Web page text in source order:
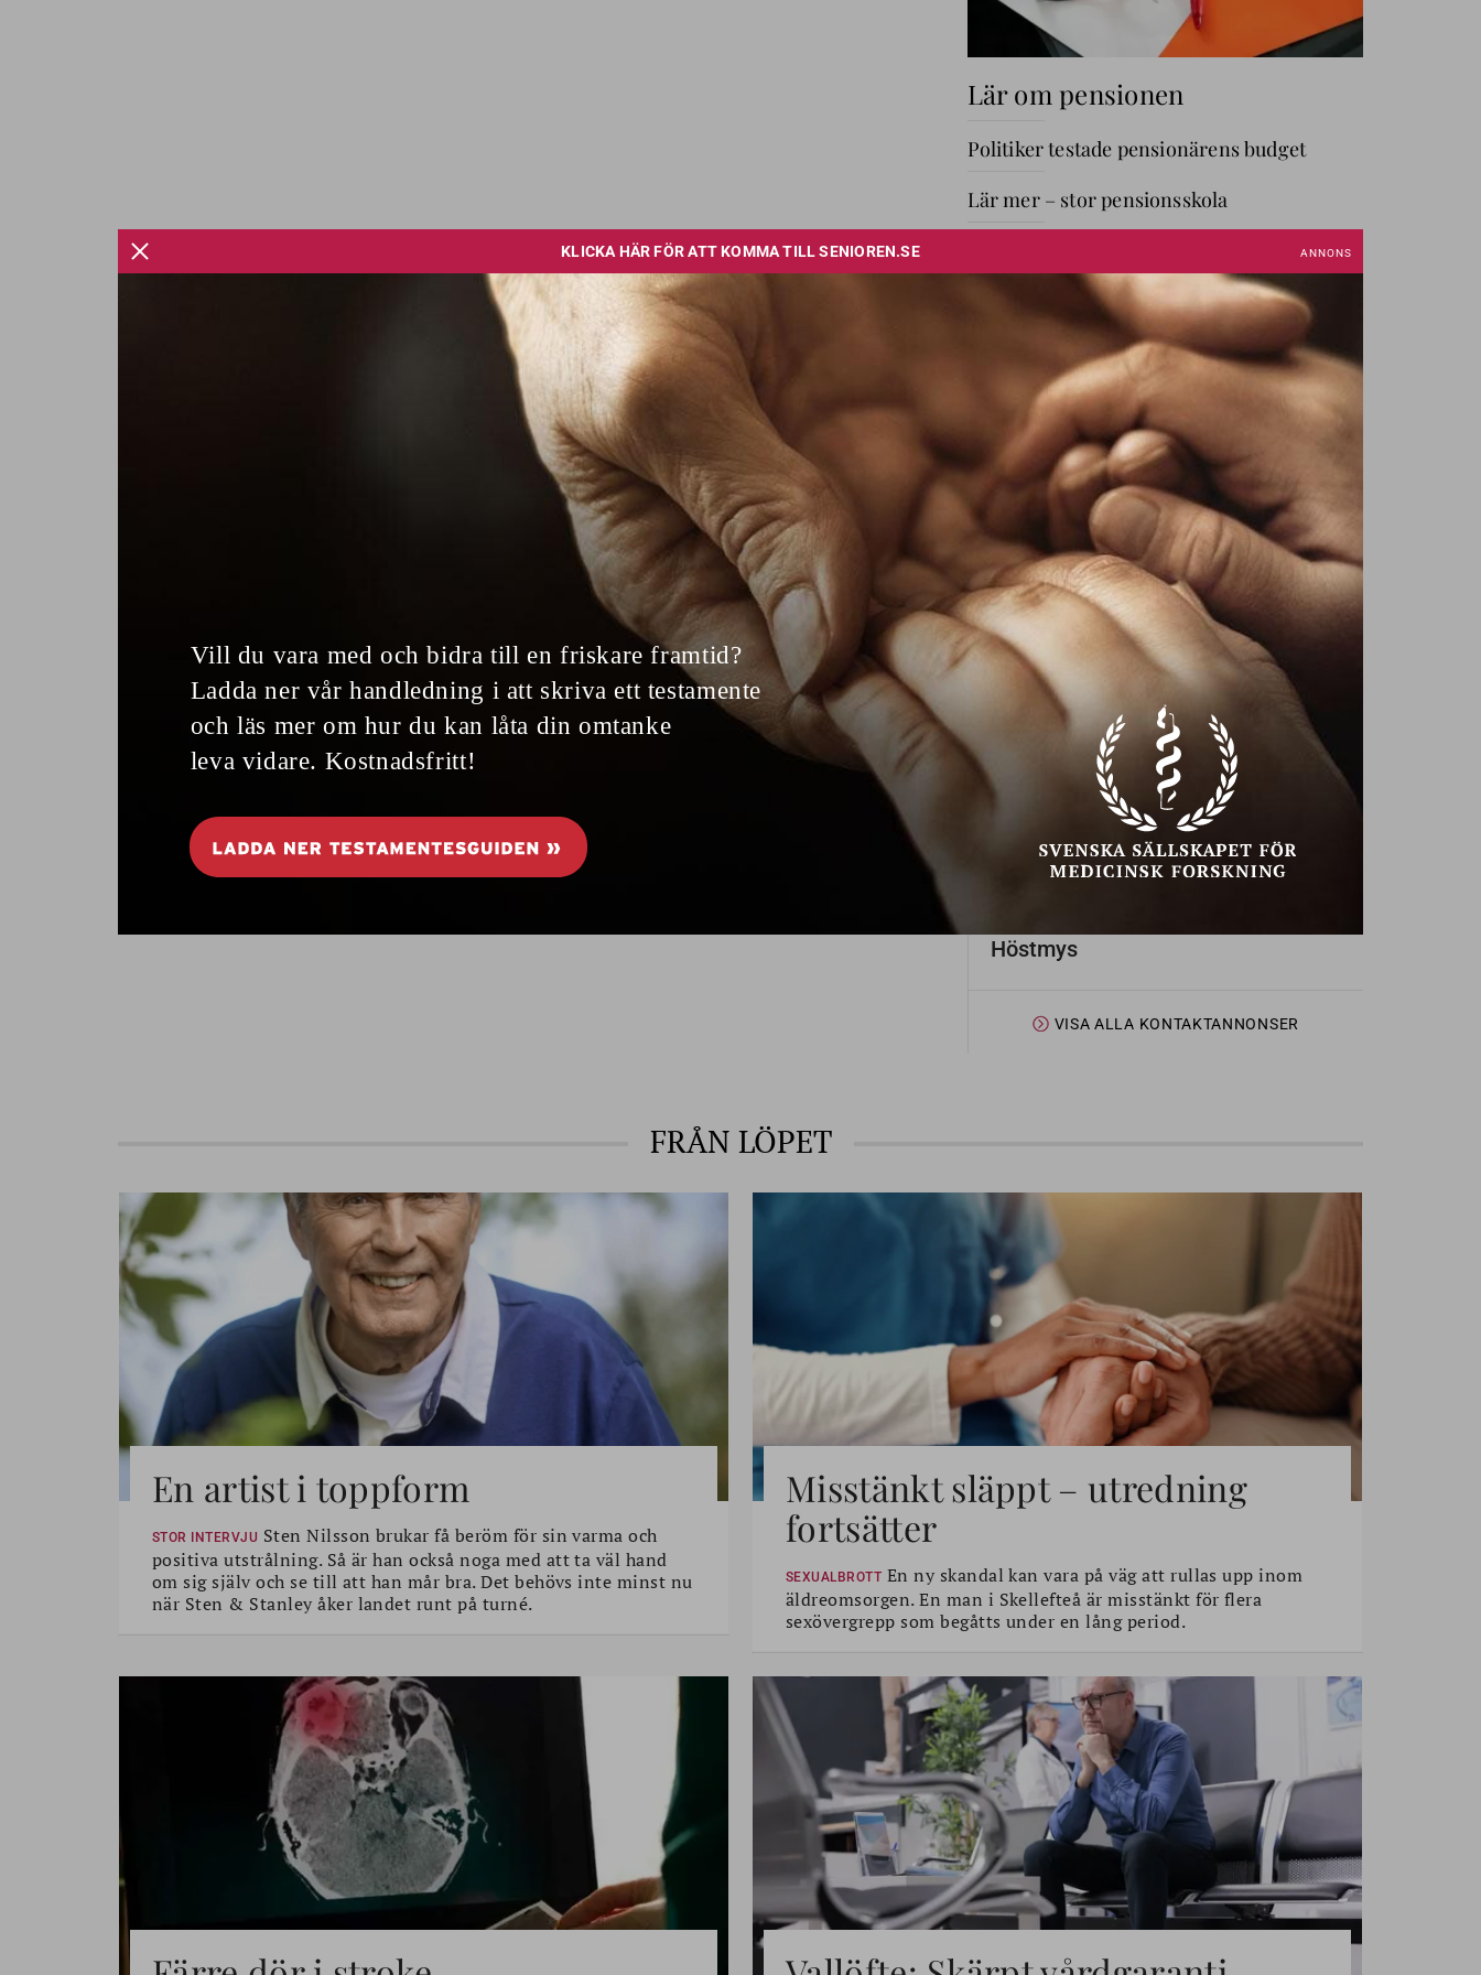
Lär om pensionen
Politiker testade pensionärens budget
Lär mer – stor pensionsskola
ANNIKA OM PENGAR
Annika
Creutzer
Ekonomiska problem?
Ta hjälp!
Texter av Annika Creutzer,
NU SÖKES29NYA VÄNNER
PÅ SENIOREN
SENAST INLAGDA
Någon trevlig kvinna som vill ses!
Söker kvinna med stil
Höstmys
VISA ALLA KONTAKTANNONSER
FRÅN LÖPET
En artist i toppform
STOR INTERVJU Sten Nilsson brukar få beröm för sin varma och
positiva utstrålning. Så är han också noga med att ta väl hand
om sig själv och se till att han mår bra. Det behövs inte minst nu
när Sten & Stanley åker landet runt på turné.
Misstänkt släppt – utredning
fortsätter
SEXUALBROTT En ny skandal kan vara på väg att rullas upp inom
äldreomsorgen. En man i Skellefteå är misstänkt för flera
sexövergrepp som begåtts under en lång period.